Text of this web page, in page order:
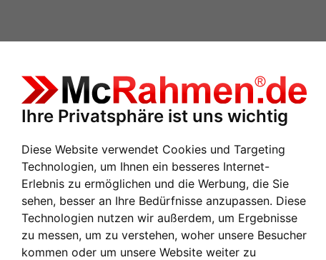
Ihre Privatsphäre ist uns wichtig
Diese Website verwendet Cookies und Targeting
Technologien, um Ihnen ein besseres Internet-
Erlebnis zu ermöglichen und die Werbung, die Sie
sehen, besser an Ihre Bedürfnisse anzupassen. Diese
Technologien nutzen wir außerdem, um Ergebnisse
zu messen, um zu verstehen, woher unsere Besucher
kommen oder um unsere Website weiter zu
Magnetischer